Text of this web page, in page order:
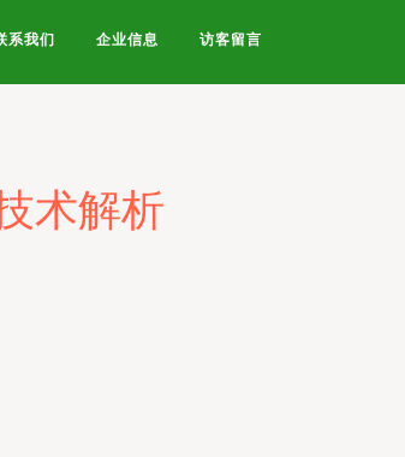
系我们 企业信息 访客留言
术解析